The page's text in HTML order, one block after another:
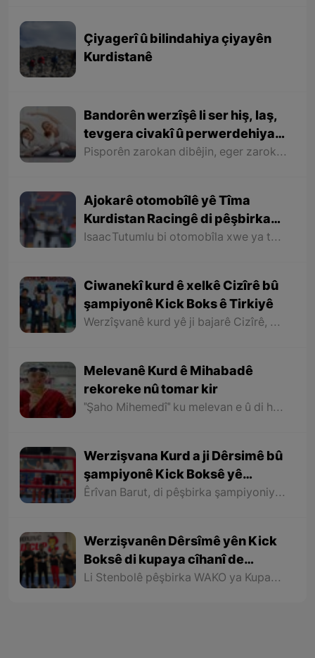
Çiyagerî û bilindahiya çiyayên
Kurdistanê
Bandorên werzîşê li ser hiş, laş,
tevgera civakî û perwerdehiya
zarokan
Pisporên zarokan dibêjin, eger zarok bigihêje temenê bihîstinê û ne xwediyê şiyanên bedenî yên bihêz be, wek nimûne, nekare bi tenê biçe ser kursîyekê rûnê û qelemê bigire, dê bandoreke mezin li ser temenê çûna wî ya dibistanê hebe.
Ajokarê otomobîlê yê Tîma
Kurdistan Racingê di pêşbirka
otomobîlanda serkeftinek giring
Isaac Tutumlu bi otomobîla xwe ya taybet a ku nav û alaya Kurdistanê li ser e, di pêşbirka GT World Challengeyê de pileya sêyemîn bi dest xist.
Ciwanekî kurd ê xelkê Cizîrê bû
şampiyonê Kick Boks ê Tirkiyê
Werzîşvanê kurd yê ji bajarê Cizîrê, bi 85 kîloyan tekoşîn kir û tevahiya dijberên xwe bin xist, bû şampiyonê Tirkiyê û mafê beşdarî kirina şampiyonaya Kîck Boks a Cîhanê bidest xist.
Melevanê Kurd ê Mihabadê
rekoreke nû tomar kir
"Şaho Mihemedî" ku melevan e û di heman demê de "Sendroma Dawn" heye û ji Mihabadê ye di lîstikên paralympic a Berlinê de bo sala 2023 li Almanya di nava tîma nîştimanî ya Îranê de beşdar bû, bi moral û hêzeke bê mînak, dest bi hevrikiyan kir, û gereke temam li beriya hevrikên xwe bû.
Werzişvana Kurd a ji Dêrsimê bû
şampiyonê Kick Boksê yê
Cîhanê
Êrîvan Barut, di pêşbirka şampiyoniya Kick Boksê ya Cîhanê ya li Macarîstanê di navbera rojên 15-18ê Hezîranê birêve çû de, îro piştî hevrikê xwe yê Kazaxistanî piştî têkbir, derkete asta finalê ango qonaxa dawiyê û di fînalê de jî li hember hevrikê xwe yê Polonyayî bi serket û wek şampiyonê Kick Boksê yê Cîhanê bû xwedî kupa (kase)
Werzişvanên Dêrsîmê yên Kick
Boksê di kupaya cîhanî de
kupayek û 5 madalya bidest
Li Stenbolê pêşbirka WAKO ya Kupaya Cîhanî a 8emîn de, 5 werzişvanên Dêrsîmê serkeftinekî giring bidest xistin.